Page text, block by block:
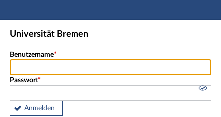
Hauptnavigation
Shibboleth Login
Universität Bremen
Benutzername
Passwort
Anmelden